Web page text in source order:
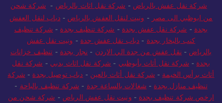
شركة نقل عفش بالرياض - شركة نقل اثاث بالرياض - شركة شحن
من ابوظبي الى مصر - ونيت لنقل العفش بالرياض -دباب لنقل العفش
بجدة - شركة نقل عفش بجدة - شركة تنظيف بجدة - شركة تنظيف
كنب بالبخار بجدة - دباب نقل عفش جدة - ونيت نقل عفش
بالرياض - نقل عفش من جدة الي الاردن - نجار بجدة - تنظيف خزانات
بجدة - شركة نقل أثاث بأبوظبي - شركة نقل اثاث بدبي - شركة نقل
أثاث برأس الخيمة - شركة نقل أثاث بالعين - دباب توصيل بجدة - شركة
تنظيف منازل بجدة - شغالات بالساعة جدة - شركة تنظيف بالباحة -
ارخص شركة تنظيف بجدة - ونيت نقل عفش الرياض - شركة شحن من